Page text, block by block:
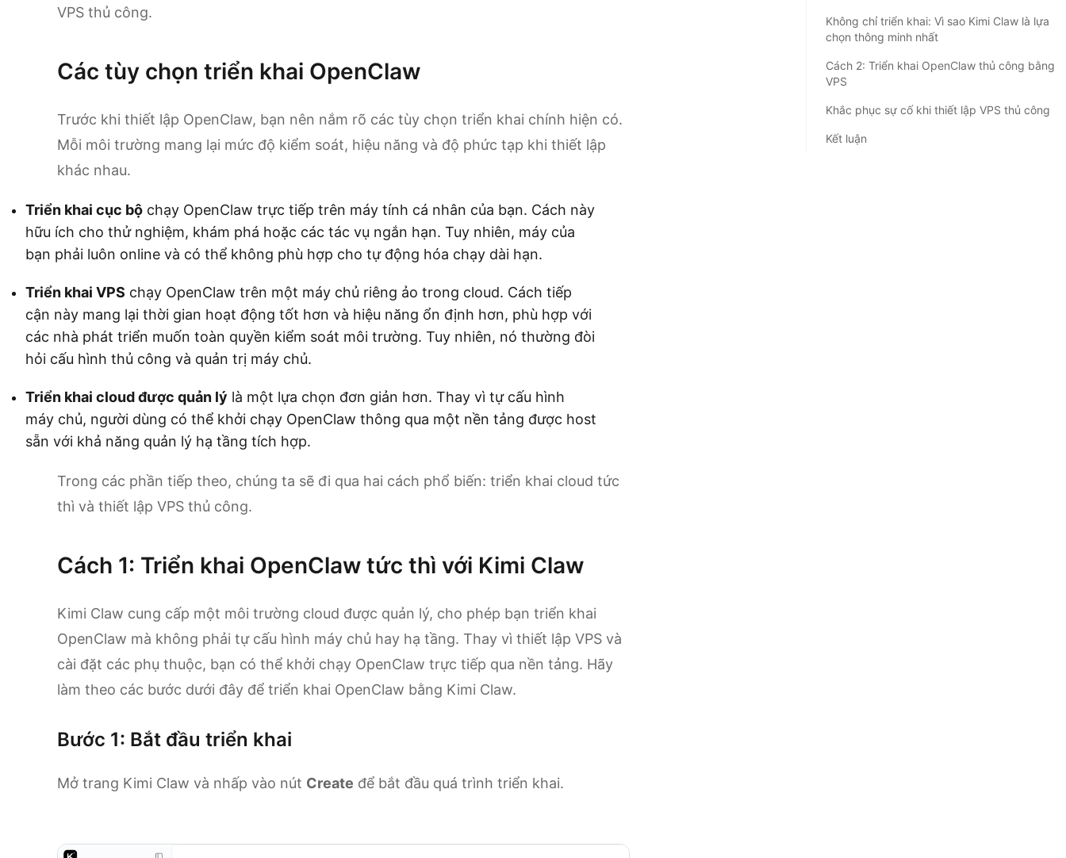
VPS thủ công.
Các tùy chọn triển khai OpenClaw
Trước khi thiết lập OpenClaw, bạn nên nắm rõ các tùy chọn triển khai chính hiện có.
Mỗi môi trường mang lại mức độ kiểm soát, hiệu năng và độ phức tạp khi thiết lập
khác nhau.
Triển khai cục bộ chạy OpenClaw trực tiếp trên máy tính cá nhân của bạn. Cách này
hữu ích cho thử nghiệm, khám phá hoặc các tác vụ ngắn hạn. Tuy nhiên, máy của
bạn phải luôn online và có thể không phù hợp cho tự động hóa chạy dài hạn.
Triển khai VPS chạy OpenClaw trên một máy chủ riêng ảo trong cloud. Cách tiếp
cận này mang lại thời gian hoạt động tốt hơn và hiệu năng ổn định hơn, phù hợp với
các nhà phát triển muốn toàn quyền kiểm soát môi trường. Tuy nhiên, nó thường đòi
hỏi cấu hình thủ công và quản trị máy chủ.
Triển khai cloud được quản lý là một lựa chọn đơn giản hơn. Thay vì tự cấu hình
máy chủ, người dùng có thể khởi chạy OpenClaw thông qua một nền tảng được host
sẵn với khả năng quản lý hạ tầng tích hợp.
Trong các phần tiếp theo, chúng ta sẽ đi qua hai cách phổ biến: triển khai cloud tức
thì và thiết lập VPS thủ công.
Cách 1: Triển khai OpenClaw tức thì với Kimi Claw
Kimi Claw cung cấp một môi trường cloud được quản lý, cho phép bạn triển khai
OpenClaw mà không phải tự cấu hình máy chủ hay hạ tầng. Thay vì thiết lập VPS và
cài đặt các phụ thuộc, bạn có thể khởi chạy OpenClaw trực tiếp qua nền tảng. Hãy
làm theo các bước dưới đây để triển khai OpenClaw bằng Kimi Claw.
Bước 1: Bắt đầu triển khai
Mở trang Kimi Claw và nhấp vào nút Create để bắt đầu quá trình triển khai.
Không chỉ triển khai: Vì sao Kimi Claw là lựa
chọn thông minh nhất
Cách 2: Triển khai OpenClaw thủ công bằng
VPS
Khắc phục sự cố khi thiết lập VPS thủ công
Kết luận